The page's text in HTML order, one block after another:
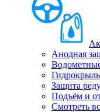
Анодная
Защита
Подъём и
Смотреть